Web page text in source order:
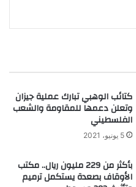
كتائب الوهبي تبارك عملية جيزان
وتعلن دعمها للمقاومة والشعب
الفلسطيني
5 يونيو، 2021
بأكثر من 229 مليون ريال.. مكتب
الأوقاف بصعدة يستكمل ترميم